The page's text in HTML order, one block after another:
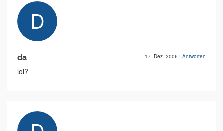
da 17. Dez. 2006 | Antworten
lol?